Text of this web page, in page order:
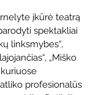
įkūrė teatrą
spektakliai
linksmybes“,
„Miško
kuriuose
profesionalūs